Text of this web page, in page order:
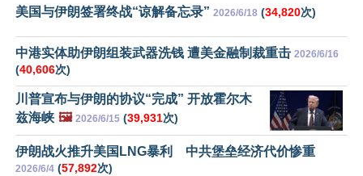
美国与伊朗签署终战“谅解备忘录” 2026/6/18 (34,820次)
中港实体助伊朗组装武器洗钱 遭美金融制裁重击 2026/6/16
(40,606次)
川普宣布与伊朗的协议“完成” 开放霍尔木
兹海峡 🖼️ 2026/6/15 (39,931次)
伊朗战火推升美国LNG暴利 中共堡垒经济代价惨重
2026/6/4 (57,892次)